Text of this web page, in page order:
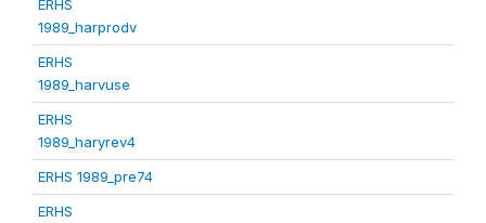
ERHS
1989_harprodv
ERHS
1989_harvuse
ERHS
1989_haryrev4
ERHS 1989_pre74
ERHS